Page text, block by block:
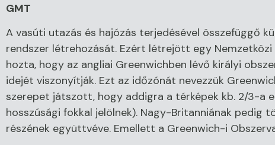
GMT
A vasúti utazás és hajózás terjedésével összefüggő
rendszer létrehozását. Ezért létrejött egy
hozta, hogy az angliai Greenwichben lévő királyi
idejét viszonyítják. Ezt az időzónát nevezzük
szerepet játszott, hogy addigra a térképek kb. 2/3-a
hosszúsági fokkal jelölnek). Nagy-Britanniának
részének együttvéve. Emellett a Greenwich-i